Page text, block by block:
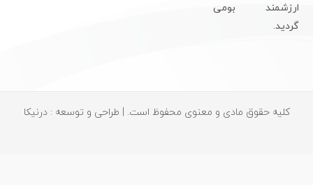
بومی
کلیه حقوق مادی و معنوی محفوظ است. | طراحی و توسعه : درنیکا